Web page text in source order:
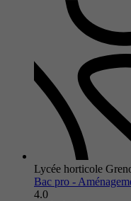
Lycée horticole
Bac pro -
4.0